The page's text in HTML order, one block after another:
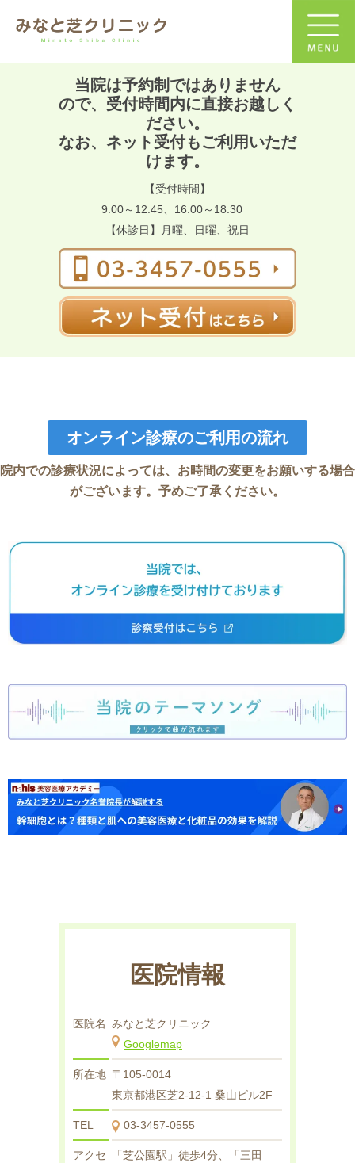
当院は予約制ではありません
ので、受付時間内に直接お越しく
ださい。
なお、ネット受付もご利用いただ
けます。
【受付時間】
9:00～12:45、16:00～18:30
【休診日】月曜、日曜、祝日
オンライン診療のご利用の流れ
院内での診療状況によっては、お時間の変更をお願いする場合
がございます。 予めご了承ください。
医院情報
医院名 みなと芝クリニック
Googlemap
所在地 〒105-0014
東京都港区芝2-12-1 桑山ビル2F
TEL 03-3457-0555
アクセ
「芝公園駅」徒歩4分、「三田